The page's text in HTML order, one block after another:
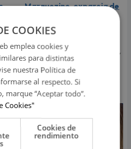
y
Marquezine, expareja de
muchísimo"
El cantante dedicó tiernas
palabras a Bruna Marquezine y
dejó claro que vive uno de los
momentos más felices de su
vida.
COOKIES
emplea cookies y
para distintas
nuestra Política de
al respecto. Si
marque “Aceptar todo”.
Cookies"
Cookies de
rendimiento